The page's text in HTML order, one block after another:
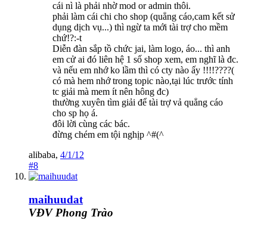
cái nì là phải nhờ mod or admin thôi.
phải làm cái chi cho shop (quẳng cáo,cam kết sử
dụng dịch vụ...) thì ngừ ta mới tài trợ cho mềm
chứ!?:-t
Diễn đàn sắp tồ chức jai, làm logo, áo... thì anh
em cử ai đó liên hệ 1 số shop xem, em nghĩ là đc.
và nếu em nhớ ko lầm thì có cty nào ấy !!!!????(
có mà hem nhớ trong topic nào,tại lúc trước tính
tc giải mà mem ít nên hông đc)
thường xuyên tìm giải để tài trợ vả quẳng cáo
cho sp họ á.
đôi lời cùng các bác.
đừng chém em tội nghịp ^#(^
alibaba, 4/1/12
#8
maihuudat
VĐV Phong Trào